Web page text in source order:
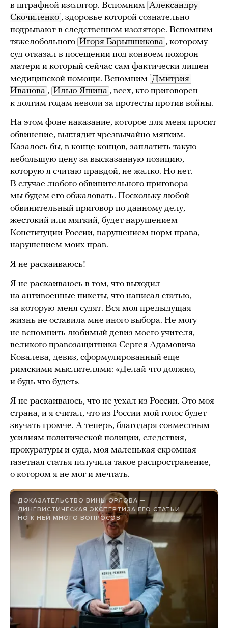
в штрафной изолятор. Вспомним Александру
Скочиленко , здоровье которой сознательно
подрывают в следственном изоляторе. Вспомним
тяжелобольного Игоря Барышникова , которому
суд отказал в посещении под конвоем похорон
матери и который сейчас сам фактически лишен
медицинской помощи. Вспомним Дмитрия
Иванова , Илью Яшина , всех, кто приговорен
к долгим годам неволи за протесты против войны.
На этом фоне наказание, которое для меня просит
обвинение, выглядит чрезвычайно мягким.
Казалось бы, в конце концов, заплатить такую
небольшую цену за высказанную позицию,
которую я считаю правдой, не жалко. Но нет.
В случае любого обвинительного приговора
мы будем его обжаловать. Поскольку любой
обвинительный приговор по данному делу,
жестокий или мягкий, будет нарушением
Конституции России, нарушением норм права,
нарушением моих прав.
Я не раскаиваюсь!
Я не раскаиваюсь в том, что выходил
на антивоенные пикеты, что написал статью,
за которую меня судят. Вся моя предыдущая
жизнь не оставила мне иного выбора. Не могу
не вспомнить любимый девиз моего учителя,
великого правозащитника Сергея Адамовича
Ковалева, девиз, сформулированный еще
римскими мыслителями: «Делай что должно,
и будь что будет».
Я не раскаиваюсь, что не уехал из России. Это моя
страна, и я считал, что из России мой голос будет
звучать громче. А теперь, благодаря совместным
усилиям политической полиции, следствия,
прокуратуры и суда, моя маленькая скромная
газетная статья получила такое распространение,
о котором я не мог и мечтать.
ДОКАЗАТЕЛЬСТВО ВИНЫ ОРЛОВА —
ЛИНГВИСТИЧЕСКАЯ ЭКСПЕРТИЗА ЕГО СТАТЬИ.
НО К НЕЙ МНОГО ВОПРОСОВ